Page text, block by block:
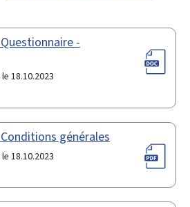
-
18.10.2023
générales
18.10.2023